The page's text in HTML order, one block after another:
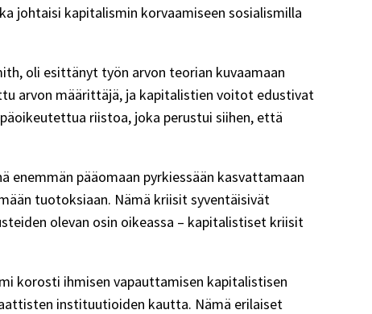
johtaisi kapitalismin korvaamiseen sosialismilla
oli esittänyt työn arvon teorian kuvaamaan
arvon määrittäjä, ja kapitalistien voitot edustivat
riistoa, joka perustui siihen, että
pääomaan pyrkiessään kasvattamaan
tuotoksiaan. Nämä kriisit syventäisivät
olevan osin oikeassa – kapitalistiset kriisit
korosti ihmisen vapauttamisen kapitalistisen
instituutioiden kautta. Nämä erilaiset